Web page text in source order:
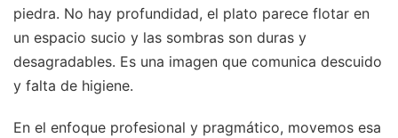
piedra. No hay profundidad, el plato parece flotar en
un espacio sucio y las sombras son duras y
desagradables. Es una imagen que comunica descuido
y falta de higiene.
En el enfoque profesional y pragmático, movemos esa